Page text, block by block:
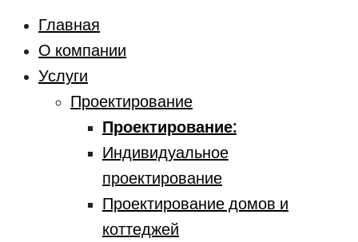
Главная
О компании
Услуги
Проектирование
Проектирование:
Индивидуальное
проектирование
Проектирование домов и
коттеджей